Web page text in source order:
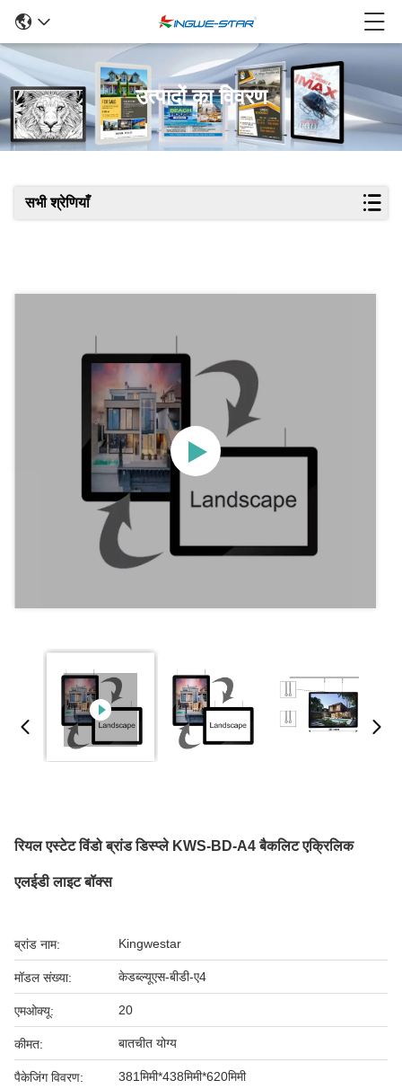
उत्पादों का विवरण
सभी श्रेणियाँ
रियल एस्टेट विंडो ब्रांड डिस्प्ले KWS-BD-A4 बैकलिट एक्रिलिक
एलईडी लाइट बॉक्स
ब्रांड नाम: Kingwestar
मॉडल संख्या: केडब्ल्यूएस-बीडी-ए4
एमओक्यू: 20
कीमत: बातचीत योग्य
पैकेजिंग विवरण: 381मिमी*438मिमी*620मिमी